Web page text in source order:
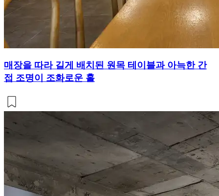
매장을 따라 길게 배치된 원목 테이블과 아늑한 간
접 조명이 조화로운 홀